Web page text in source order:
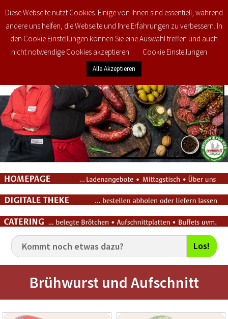
€0,00 0
Los!
Brühwurst und Aufschnitt
Diese Webseite nutzt Cookies. Einige von ihnen sind essentiell, während
andere uns helfen, die Webseite und Ihre Erfahrungen zu verbessern. In
den Cookie Einstellungen können Sie eine Auswahl treffen und auch
nicht notwendige Cookies akzeptieren.
Cookie Einstellungen
Alle Akzeptieren